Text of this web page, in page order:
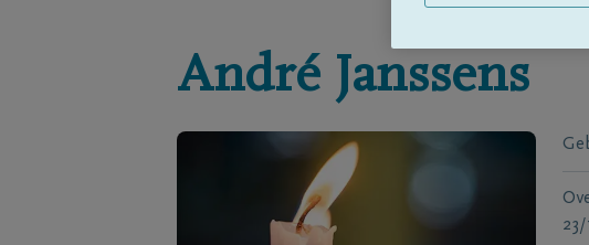
André Janssens
23/